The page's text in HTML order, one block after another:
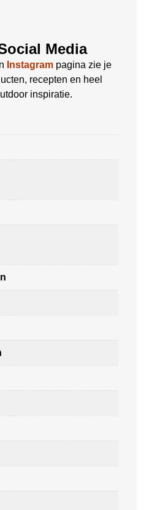
Media
Instagram pagina zie je
recepten en heel
inspiratie.